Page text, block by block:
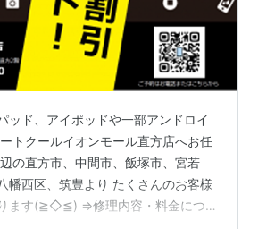
ッド、アイポッドや一部アンドロイ
トクールイオンモール直方店へお任
の直方市、中間市、飯塚市、宮若
幡西区、筑豊より たくさんのお客様
ます(≧◇≦) ⇒修理内容・料金につい